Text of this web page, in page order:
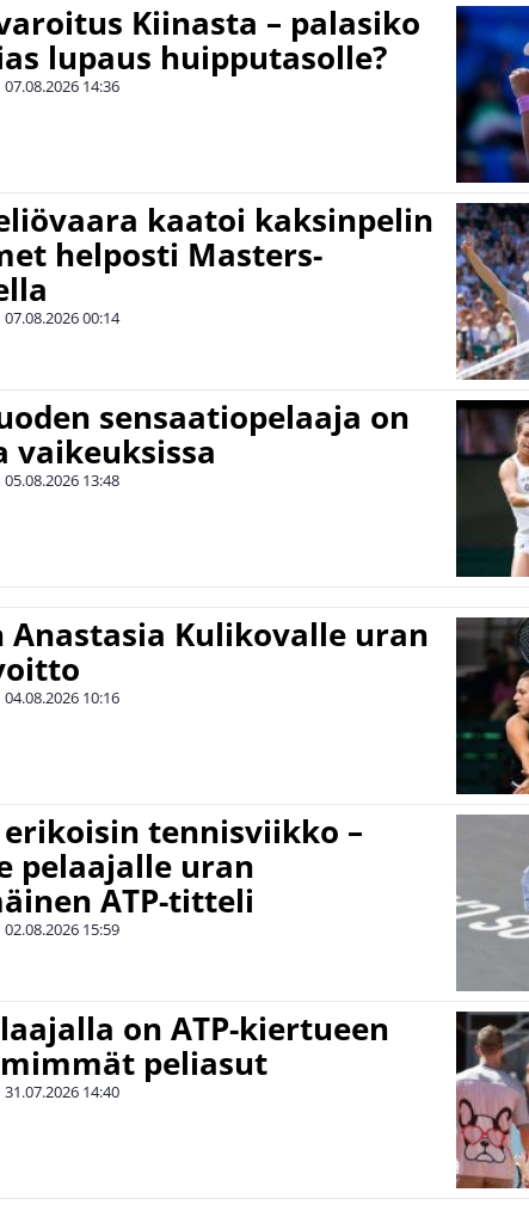
Kiinasta – palasiko
lupaus huipputasolle?
07.08.2026 14:36
kaatoi kaksinpelin
helposti Masters-
07.08.202600:14
sensaatiopelaaja on
vaikeuksissa
05.08.2026 13:48
Anastasia Kulikovalle uran
04.08.2026 10:16
erikoisin tennisviikko –
pelaajalle uran
ATP-titteli
02.08.2026 15:59
on ATP-kiertueen
peliasut
31.07.2026 14:40